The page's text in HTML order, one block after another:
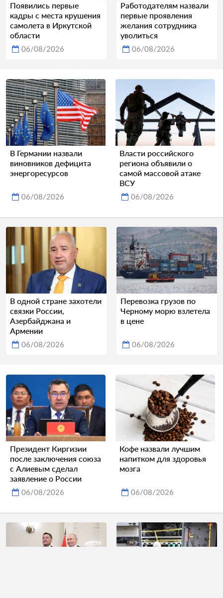
Появились первые
кадры с места крушения
самолета в Иркутской
области
06/08/2026
Работодателям назвали
первые проявления
желания сотрудника
уволиться
06/08/2026
В Германии назвали
виновников дефицита
энергоресурсов
06/08/2026
Власти российского
региона объявили о
самой массовой атаке
ВСУ
06/08/2026
В одной стране захотели
связки России,
Азербайджана и
Армении
06/08/2026
Перевозка грузов по
Черному морю взлетела
в цене
06/08/2026
Президент Киргизии
после заключения союза
с Алиевым сделал
заявление о России
06/08/2026
Кофе назвали лучшим
напитком для здоровья
мозга
06/08/2026